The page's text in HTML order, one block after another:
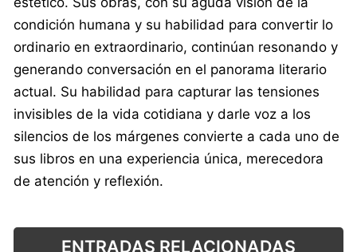
condición humana y su habilidad para convertir lo
ordinario en extraordinario, continúan resonando y
generando conversación en el panorama literario
actual. Su habilidad para capturar las tensiones
invisibles de la vida cotidiana y darle voz a los
silencios de los márgenes convierte a cada uno de
sus libros en una experiencia única, merecedora
de atención y reflexión.
ENTRADAS RELACIONADAS